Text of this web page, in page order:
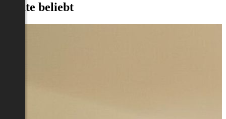
Heute beliebt